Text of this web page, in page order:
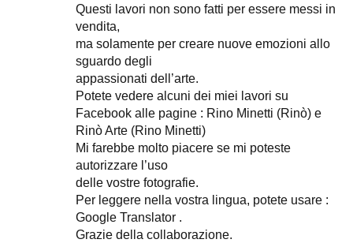
Questi lavori non sono fatti per essere messi in
vendita,
ma solamente per creare nuove emozioni allo
sguardo degli
appassionati dell’arte.
Potete vedere alcuni dei miei lavori su
Facebook alle pagine : Rino Minetti (Rinò) e
Rinò Arte (Rino Minetti)
Mi farebbe molto piacere se mi poteste
autorizzare l’uso
delle vostre fotografie.
Per leggere nella vostra lingua, potete usare :
Google Translator .
Grazie della collaborazione.